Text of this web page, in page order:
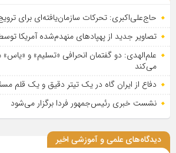
حاج‌علی‌اکبری: تحرکات سازمان‌یافته‌ای برای
تصاویر جدید از پهپادهای منهدم‌شده آمریکا
علم‌الهدی: دو گفتمان انحرافی «تسلیم» و
می‌کند
دفاع از ایران گاه در یک تیتر دقیق و یک قلم
نشست خبری رئیس‌جمهور فردا برگزار می‌شود
دیدگاه‌های علمی و آموزشی اخیر